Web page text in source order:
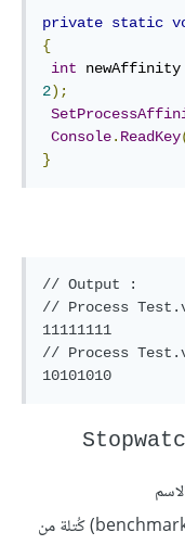
private static
{
int newAffinity
2);
Console. ReadKey
}
// Output :
// Process
11111111
// Process
لقياس أداء (benchmark) كُتلة من